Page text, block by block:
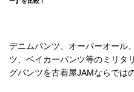
デニムパンツ、オーバーオール
ツ、ベイカーパンツ等のミリタ
グパンツを古着屋JAMならでは